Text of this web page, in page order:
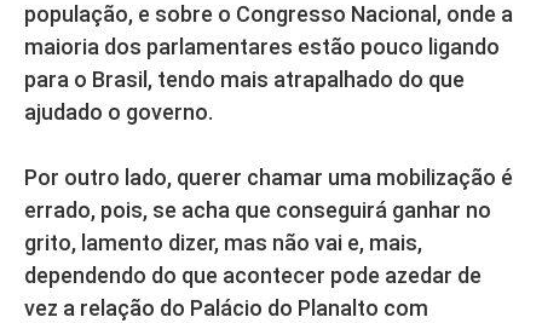
população, e sobre o Congresso Nacional, onde a
maioria dos parlamentares estão pouco ligando
para o Brasil, tendo mais atrapalhado do que
ajudado o governo.
Por outro lado, querer chamar uma mobilização é
errado, pois, se acha que conseguirá ganhar no
grito, lamento dizer, mas não vai e, mais,
dependendo do que acontecer pode azedar de
vez a relação do Palácio do Planalto com